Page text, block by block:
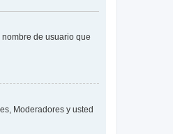
de usuario que
Moderadores y usted